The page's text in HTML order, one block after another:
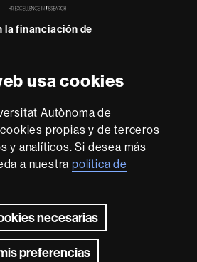
usa cookies
Autònoma de
propias y de terceros
y analíticos. Si desea más
a nuestrapolítica de
necesarias
preferencias
-
la financiación de
de datos Sobre el
web Mapa del web UAB
líder que imparte una docencia
diversificada, multidisciplinaria y
las necesidades de la sociedad y
modelos de la Europa del
es reconocida internacionalmente
innovador de su investigación.